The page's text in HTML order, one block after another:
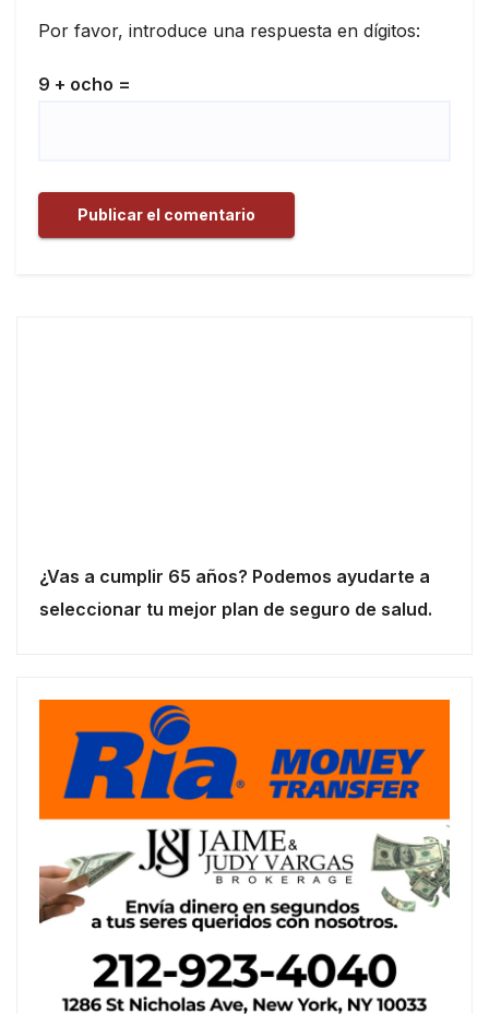
Por favor, introduce una respuesta en dígitos:
9 + ocho =
¿Vas a cumplir 65 años? Podemos ayudarte a
seleccionar tu mejor plan de seguro de salud.